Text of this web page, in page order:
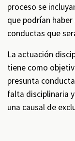
proceso se
que podrían
conductas que
La actuación
tiene como
presunta
falta disciplinaria
una causal de